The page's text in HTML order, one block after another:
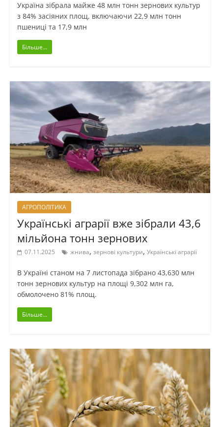
Україна зібрала майже 48 млн тонн зернових культур
з 84% засіяних площ, включаючи 22,9 млн тонн
пшениці та 17,9 млн
Більше...
АГРОПОЛІТИКА
Українські аграрії вже зібрали 43,6
мільйона тонн зернових
07.11.2025 жнива, зернові культури, Українські аграрії
В Україні станом на 7 листопада зібрано 43,630 млн
тонн зернових культур на площі 9,302 млн га,
обмолочено 81% площ.
Більше...